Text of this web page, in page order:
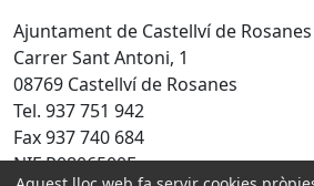
Ajuntament de Castellví de Rosanes
Carrer Sant Antoni, 1
08769 Castellví de Rosanes
Tel. 937 751 942
Fax 937 740 684
NIF P0806500E